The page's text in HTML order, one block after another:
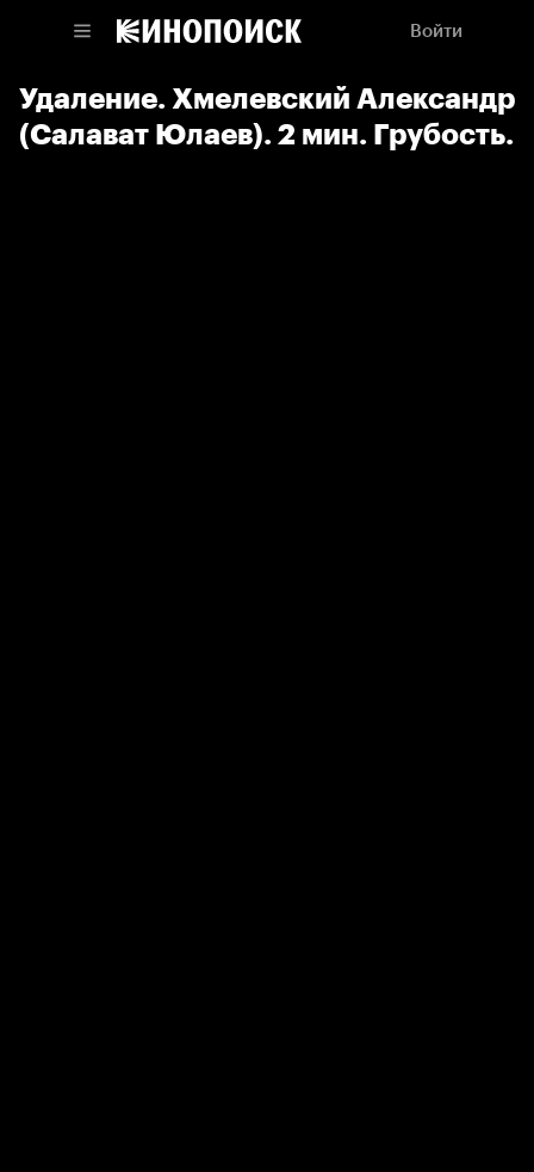
Войти
Удаление. Хмелевский Александр
(Салават Юлаев). 2 мин. Грубость.